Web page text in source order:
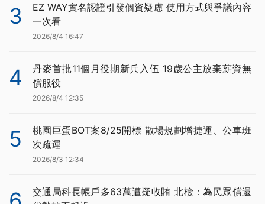
3
EZ WAY實名認證引發個資疑慮 使用方式與爭議內容
一次看
2026/8/4 16:47
4
丹麥首批11個月役期新兵入伍 19歲公主放棄薪資無
償服役
2026/8/4 12:35
5
桃園巨蛋BOT案8/25開標 散場規劃增捷運、公車班
次疏運
2026/8/3 12:34
交通局科長帳戶多63萬遭疑收賄 北檢：為民眾償還